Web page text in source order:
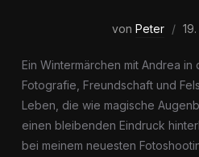
von Peter
Ein Wintermärchen mit Andrea in
Fotografie, Freundschaft und
Leben, die wie magische
einen bleibenden Eindruck
bei meinem neuesten